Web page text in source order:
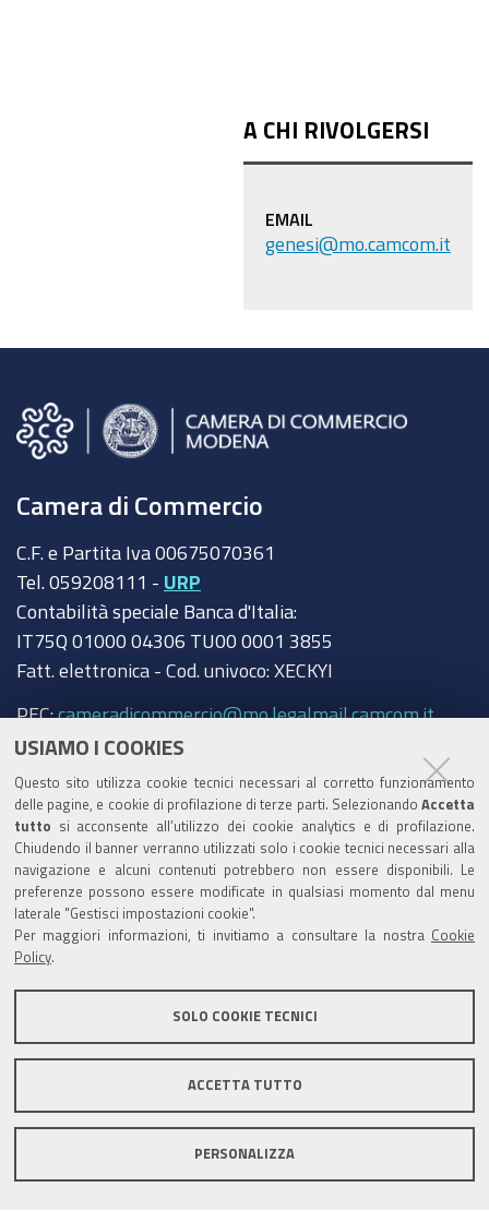
USIAMO I COOKIES
Questo sito utilizza cookie tecnici necessari al corretto funzionamento
delle pagine, e cookie di profilazione di terze parti. Selezionando Accetta
tutto si acconsente all’utilizzo dei cookie analytics e di profilazione.
Chiudendo il banner verranno utilizzati solo i cookie tecnici necessari alla
navigazione e alcuni contenuti potrebbero non essere disponibili. Le
preferenze possono essere modificate in qualsiasi momento dal menu
laterale "Gestisci impostazioni cookie".
Per maggiori informazioni, ti invitiamo a consultare la nostra Cookie
Policy
SOLO COOKIE TECNICI
ACCETTA TUTTO
PERSONALIZZA
A CHI RIVOLGERSI
EMAIL
genesi@mo.camcom.it
Camera di Commercio
C.F. e Partita Iva 00675070361
Tel. 059208111 - URP
Contabilità speciale Banca d'Italia:
IT75Q 01000 04306 TU00 0001 3855
Fatt. elettronica - Cod. univoco: XECKYI
PEC:cameradicommercio@mo.legalmail.camcom.it
Trasparenza
Amministrazione trasparente
Albo Camerale
Pubblicità Legale
Area riservata Amministratori
Informativa generale
Informative privacy
Accessibilità
Note legali
Informativa estesa sui cookie
Social media policy